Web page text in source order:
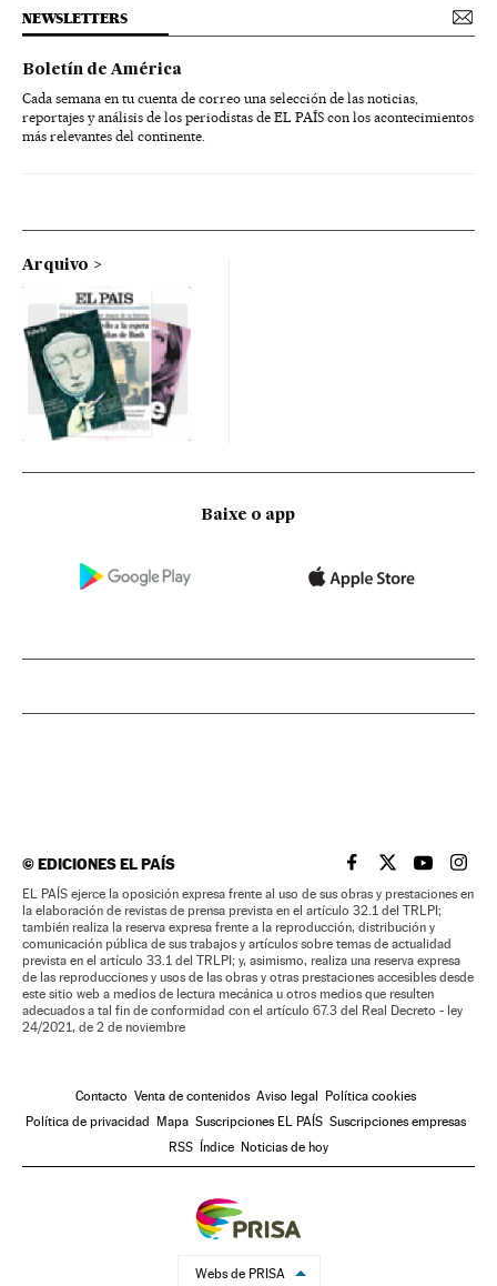
NEWSLETTERS
Boletín de América
Cada semana en tu cuenta de correo una selección de las noticias,
reportajes y análisis de los periodistas de EL PAÍS con los acontecimientos
más relevantes del continente.
Arquivo
Baixe o app
©EDICIONES EL PAÍS EL PAÍS BRASIL EN
EL PAÍSEL PAÍS
EL
EL PAÍS ejerce la oposición expresa frente al uso de sus obras y prestaciones en
la elaboración de revistas de prensa prevista en el artículo 32.1 del TRLPI;
también realiza la reserva expresa frente a la reproducción, distribución y
comunicación pública de sus trabajos y artículos sobre temas de actualidad
prevista en el artículo 33.1 del TRLPI; y, asimismo, realiza una reserva expresa
de las reproducciones y usos de las obras y otras prestaciones accesibles desde
este sitio web a medios de lectura mecánica u otros medios que resulten
adecuados a tal fin de conformidad con el artículo 67.3 del Real Decreto - ley
24/2021, de 2 de noviembre
Contacto Venta de contenidos Aviso legal Política cookies
Política de privacidad Mapa Suscripciones EL PAÍS Suscripciones empresas
RSS Índice Noticias de hoy
Webs de PRISA